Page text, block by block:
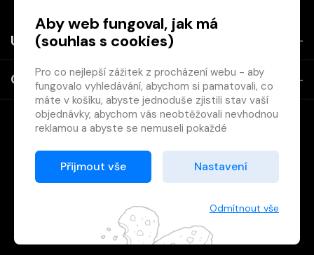
Užitečné
O společnosti
knihkupců a nakladatelů.
VytištěnoGrand IT s.r.o.
Aby web fungoval, jak má
(souhlas s cookies)
Pro co nejlepší zážitek z procházení webu - aby
fungovalo vyhledávání, abychom si pamatovali, co
máte v košíku, abyste jednoduše zjistili stav vaší
objednávky, abychom vás neobtěžovali nevhodnou
reklamou a abyste se nemuseli pokaždé
Proto od vás potřebujeme souhlas se
zpracováním souborů cookies
Děkujeme, že nám ho dáte a pomůžete nám tak
Přijmout vše Nastavení
Odmítnout vše